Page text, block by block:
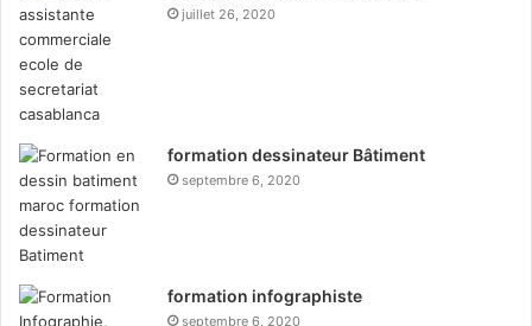
juillet 26, 2020
formation dessinateur Bâtiment
septembre 6, 2020
formation infographiste
septembre 6, 2020